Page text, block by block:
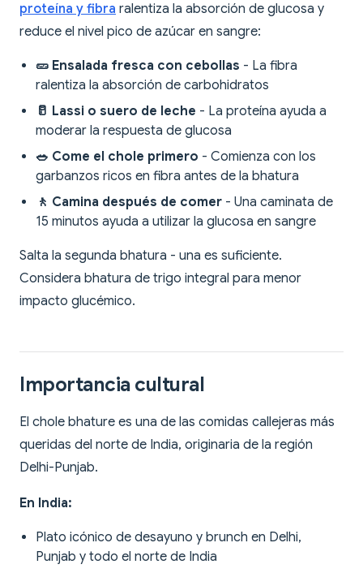
proteína y fibra ralentiza la absorción de glucosa y
reduce el nivel pico de azúcar en sangre:
🥒 Ensalada fresca con cebollas - La fibra
ralentiza la absorción de carbohidratos
🥛 Lassi o suero de leche - La proteína ayuda a
moderar la respuesta de glucosa
🥗 Come el chole primero - Comienza con los
garbanzos ricos en fibra antes de la bhatura
🚶 Camina después de comer - Una caminata de
15 minutos ayuda a utilizar la glucosa en sangre
Salta la segunda bhatura - una es suficiente.
Considera bhatura de trigo integral para menor
impacto glucémico.
Importancia cultural
El chole bhature es una de las comidas callejeras más
queridas del norte de India, originaria de la región
Delhi-Punjab.
En India:
Plato icónico de desayuno y brunch en Delhi,
Punjab y todo el norte de India